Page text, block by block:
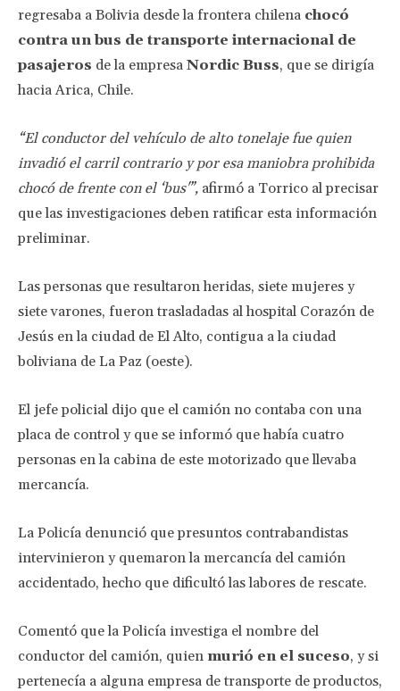
regresaba a Bolivia desde la frontera chilena chocó
contra un bus de transporte internacional de
pasajeros de la empresa Nordic Buss, que se dirigía
hacia Arica, Chile.
“El conductor del vehículo de alto tonelaje fue quien
invadió el carril contrario y por esa maniobra prohibida
chocó de frente con el ‘bus'”, afirmó a Torrico al precisar
que las investigaciones deben ratificar esta información
preliminar.
Las personas que resultaron heridas, siete mujeres y
siete varones, fueron trasladadas al hospital Corazón de
Jesús en la ciudad de El Alto, contigua a la ciudad
boliviana de La Paz (oeste).
El jefe policial dijo que el camión no contaba con una
placa de control y que se informó que había cuatro
personas en la cabina de este motorizado que llevaba
mercancía.
La Policía denunció que presuntos contrabandistas
intervinieron y quemaron la mercancía del camión
accidentado, hecho que dificultó las labores de rescate.
Comentó que la Policía investiga el nombre del
conductor del camión, quien murió en el suceso, y si
pertenecía a alguna empresa de transporte de productos,